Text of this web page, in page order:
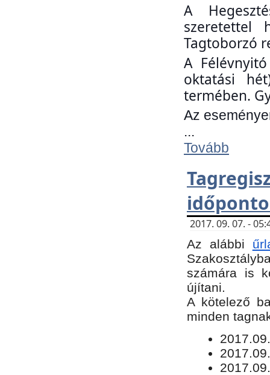
A
szeretettel
Tagtoborzó
A
oktatási
termében.
Az
...
Tovább
2017. 09. 07. -
Az alábbi
számára is
újítani.
​A kötelező
minden